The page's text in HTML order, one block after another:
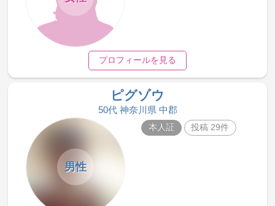
プロフィールを見る
ピグゾウ
50代 神奈川県 中郡
男性
本人証 投稿 29件